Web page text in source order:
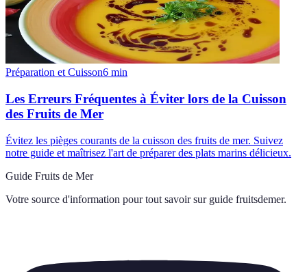
Préparation et Cuisson6 min
Les Erreurs Fréquentes à Éviter lors de la Cuisson
des Fruits de Mer
Évitez les pièges courants de la cuisson des fruits de mer. Suivez
notre guide et maîtrisez l'art de préparer des plats marins délicieux.
Guide Fruits de Mer
Votre source d'information pour tout savoir sur guide fruitsdemer.